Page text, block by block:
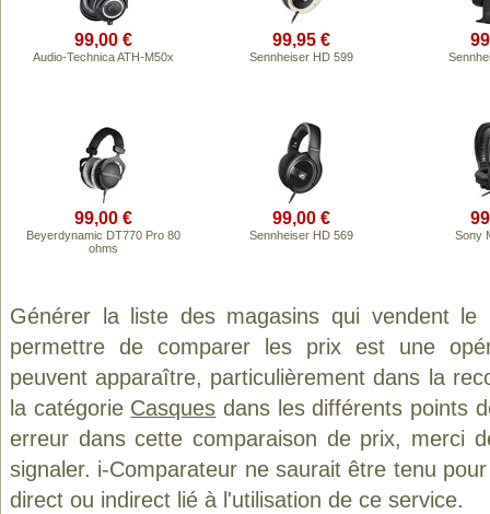
99,00 €
Audio-Technica ATH-M50x
99,95 €
Sennheiser HD 599
99,00 €
Beyerdynamic DT770 Pro 80
ohms
99,00 €
Sennheiser HD 569 Sony
Générer la liste des magasins qui vendent
permettre de comparer les prix est une
peuvent apparaître, particulièrement dans la
la catégorie Casques dans les différents points
erreur dans cette comparaison de prix, merci
signaler. i-Comparateur ne saurait être tenu
direct ou indirect lié à l'utilisation de ce service.